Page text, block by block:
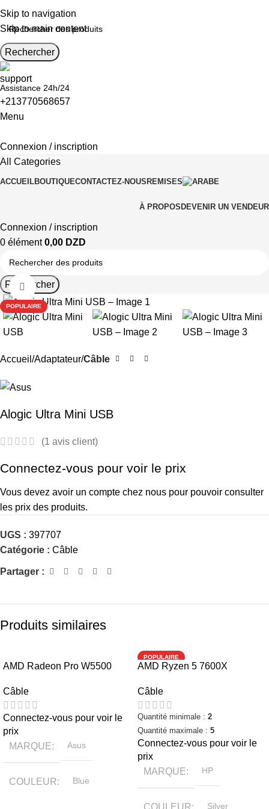
Skip to navigation
Skip to main content
Rechercher
Assistance 24h/24
+213770568657
Menu
Connexion / inscription
All Categories
ACCUEILBOUTIQUECONTACTEZ-NOUS REMISES
À PROPOS DEVENIR UN VENDEUR
Connexion / inscription
0 élément 0,00 DZD
Rechercher
POPULAIRE
Cliquez pour agrandir
Accueil Adaptateur Câble
Alogic Ultra Mini USB
(1 avis client)
Connectez-vous pour voir le prix
Vous devez avoir un compte chez nous pour pouvoir consulter
les prix des produits.
UGS : 397707
Catégorie : Câble
Partager :
Produits similaires
AMD Radeon Pro W5500
Câble
Connectez-vous pour voir le
prix
MARQUE
Asus
COULEUR Blue
POPULAIRE
AMD Ryzen 5 7600X
Câble
Quantité minimale : 2
Quantité maximale : 5
Connectez-vous pour voir le
prix
MARQUE
HP
COULEUR Silver